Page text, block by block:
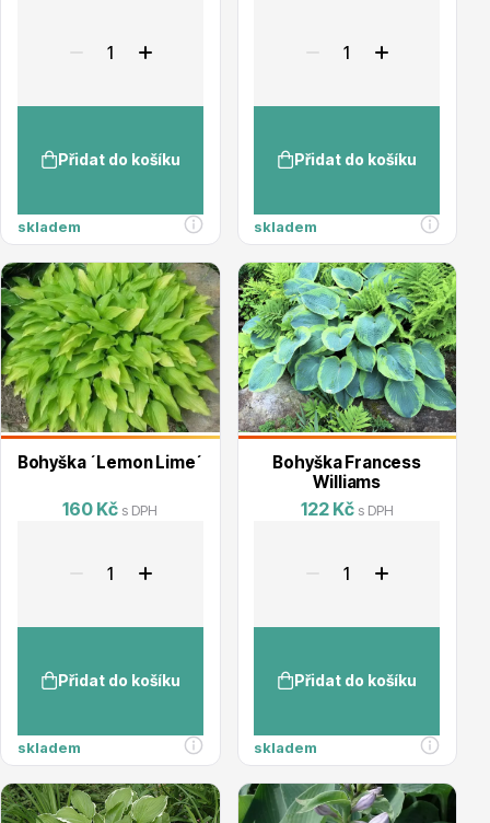
Dekorace
Dárkový poukaz
Po-Pá 9:00 - 17:00
Přidat do košíku
skladem
Přidat do košíku
skladem
Bohyška ´Lemon Lime´
160 Kč s DPH
Přidat do košíku
skladem
Bohyška Francess
Williams
122 Kč s DPH
Přidat do košíku
skladem